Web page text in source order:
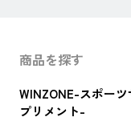
商品を探す
WINZONE-スポーツ
プリメント-